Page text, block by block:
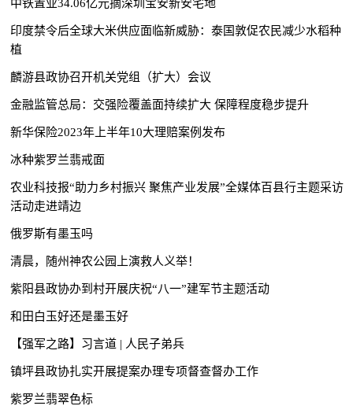
中铁置业34.06亿元摘深圳宝安新安宅地
印度禁令后全球大米供应面临新威胁：泰国敦促农民减少水稻种
植
麟游县政协召开机关党组（扩大）会议
金融监管总局：交强险覆盖面持续扩大 保障程度稳步提升
新华保险2023年上半年10大理赔案例发布
冰种紫罗兰翡戒面
农业科技报“助力乡村振兴 聚焦产业发展”全媒体百县行主题采访
活动走进靖边
俄罗斯有墨玉吗
清晨，随州神农公园上演救人义举！
紫阳县政协办到村开展庆祝“八一”建军节主题活动
和田白玉好还是墨玉好
【强军之路】习言道 | 人民子弟兵
镇坪县政协扎实开展提案办理专项督查督办工作
紫罗兰翡翠色标